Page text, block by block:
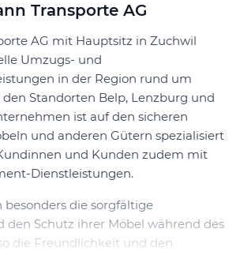
Transporte AG
AG mit Hauptsitz in Zuchwil
Umzugs- und
in der Region rund um
Standorten Belp, Lenzburg und
ist auf den sicheren
und anderen Gütern spezialisiert
und Kunden zudem mit
Dienstleistungen.
besonders die sorgfältige
den Schutz ihrer Möbel während des
die Freundlichkeit und den